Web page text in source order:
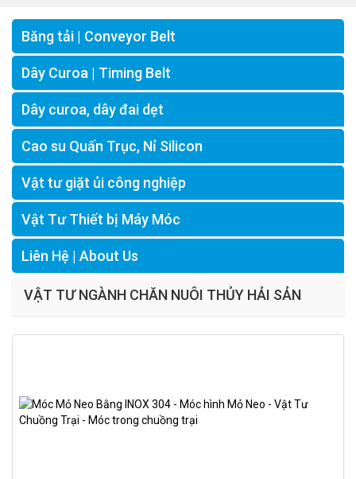
Băng tải | Conveyor Belt
Dây Curoa | Timing Belt
Dây curoa, dây đai dẹt
Cao su Quấn Trục, Nỉ Silicon
Vật tư giặt ủi công nghiệp
Vật Tư Thiết bị Máy Móc
Liên Hệ | About Us
VẬT TƯ NGÀNH CHĂN NUÔI THỦY HẢI SẢN